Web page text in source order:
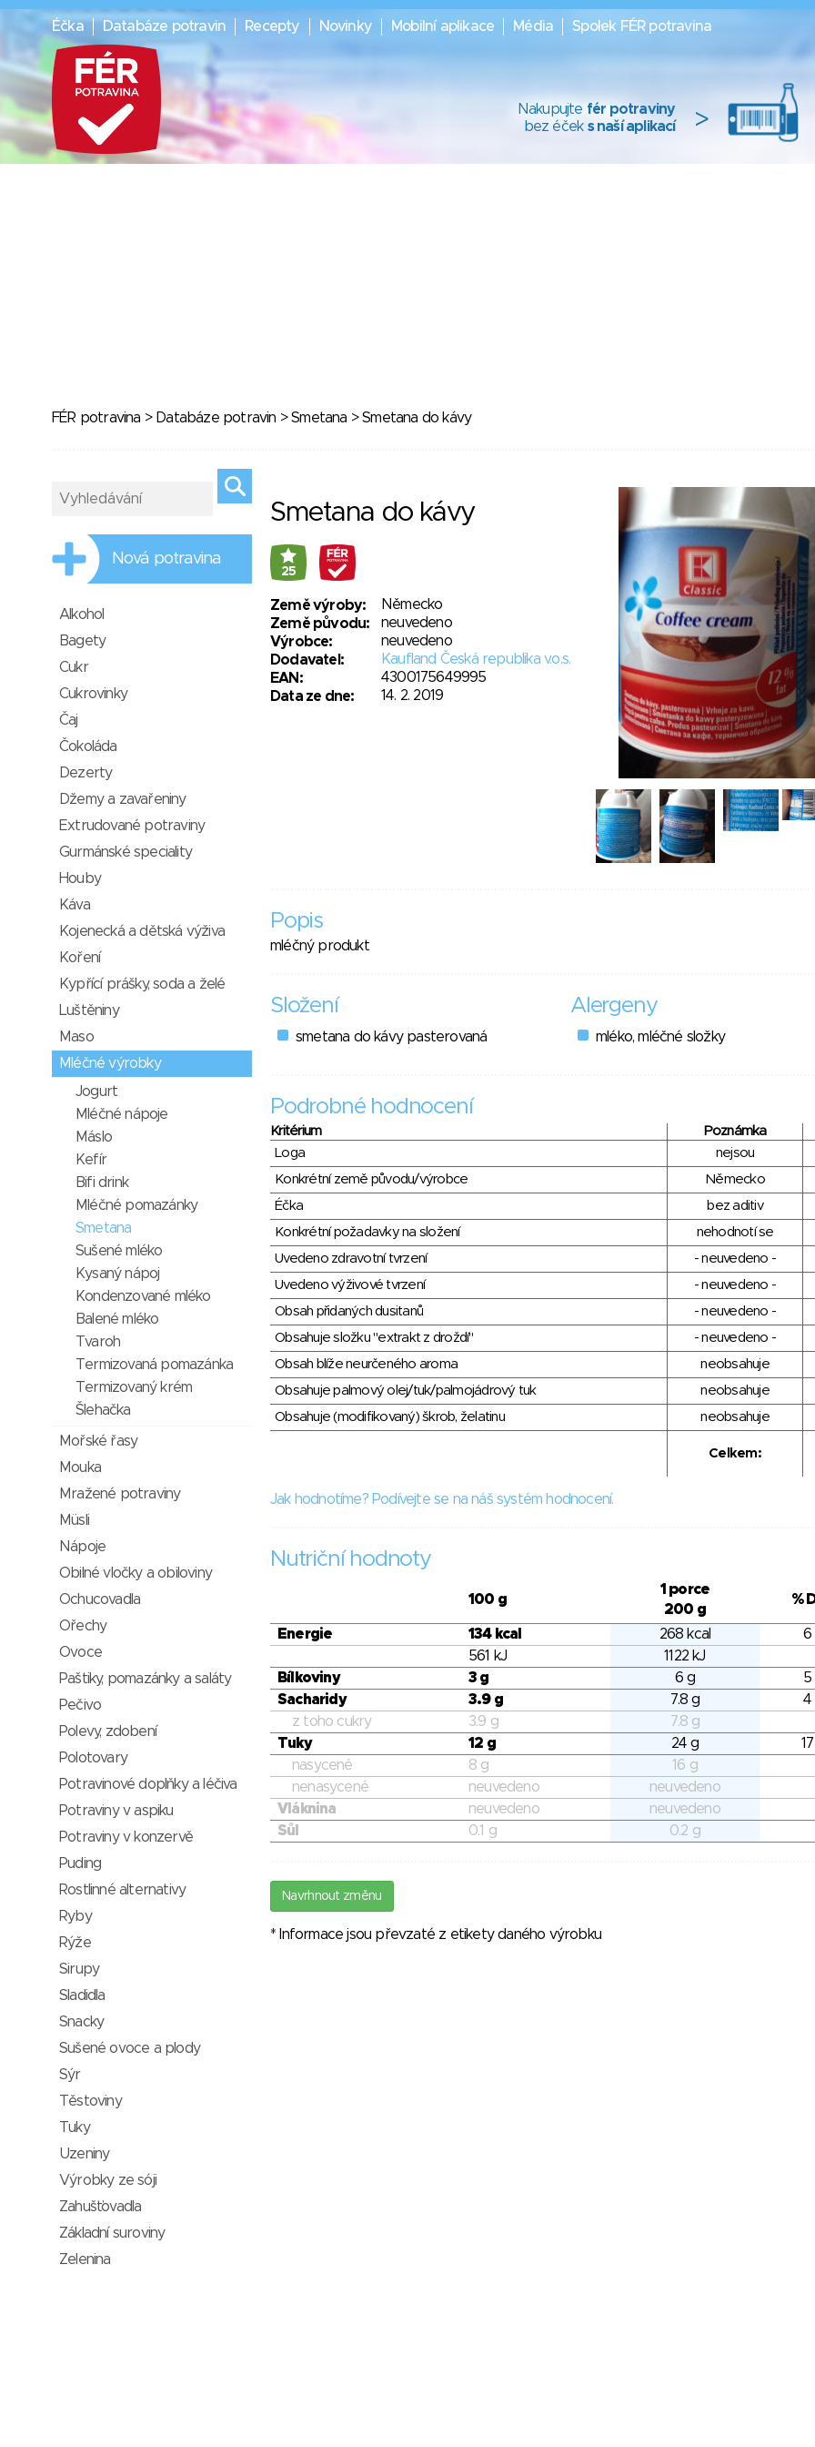
Éčka Databáze potravin Recepty Novinky Mobilní aplikace Média Spolek FÉR potravina
Nakupujte fér potraviny
bez éček s naší aplikací >
FÉR potravina > Databáze potravin >Smetana > Smetana do kávy
Smetana do kávy
25
Země výroby:
Německo
Země původu:
neuvedeno
Výrobce:
neuvedeno
Dodavatel:
Kaufland Česká republika v.o.s.
EAN:
4300175649995
Data ze dne:
14. 2. 2019
Popis
mléčný produkt
Složení
smetana do kávy pasterovaná
Alergeny
mléko, mléčné složky
Podrobné hodnocení
Kritérium Poznámka
Loga
nejsou
Konkrétní země původu/výrobce
Německo
Éčka
bez aditiv
Konkrétní požadavky na složení
nehodnotí se
Uvedeno zdravotní tvrzení
- neuvedeno -
Uvedeno výživové tvrzení
- neuvedeno -
Obsah přidaných dusitanů
- neuvedeno -
Obsahuje složku "extrakt z droždí"
- neuvedeno -
Obsah blíže neurčeného aroma
neobsahuje
Obsahuje palmový olej/tuk/palmojádrový tuk
neobsahuje
Obsahuje (modifikovaný) škrob, želatinu
neobsahuje
Celkem:
Jak hodnotíme? Podívejte se na náš systém hodnocení.
Nutriční hodnoty
100 g
1 porce
200 g
%
Energie 134 kcal 268 kcal
6
561 kJ
1122 kJ
Bílkoviny
3 g 6 g
5
Sacharidy
3.9 g 7.8 g
4
z toho cukry
3.9 g
7.8 g
Tuky
12 g 24 g
nasycené
8 g
16 g
nenasycené
neuvedeno
neuvedeno
Vláknina
neuvedeno
neuvedeno
Sůl
0.1 g 0.2 g
Navrhnout změnu
* Informace jsou převzaté z etikety daného výrobku
Nová potravina
Alkohol
Bagety
Cukr
Cukrovinky
Čaj
Čokoláda
Dezerty
Džemy a zavařeniny
Extrudované potraviny
Gurmánské speciality
Houby
Káva
Kojenecká a dětská výživa
Koření
Kypřící prášky, soda a želé
Luštěniny
Maso
Mléčné výrobky
Jogurt
Mléčné nápoje
Máslo
Kefír
Bifi drink
Mléčné pomazánky
Smetana
Sušené mléko
Kysaný nápoj
Kondenzované mléko
Balené mléko
Tvaroh
Termizovaná pomazánka
Termizovaný krém
Šlehačka
Mořské řasy
Mouka
Mražené potraviny
Müsli
Nápoje
Obilné vločky a obiloviny
Ochucovadla
Ořechy
Ovoce
Paštiky, pomazánky a saláty
Pečivo
Polevy, zdobení
Polotovary
Potravinové doplňky a léčiva
Potraviny v aspiku
Potraviny v konzervě
Puding
Rostlinné alternativy
Ryby
Rýže
Sirupy
Sladidla
Snacky
Sušené ovoce a plody
Sýr
Těstoviny
Tuky
Uzeniny
Výrobky ze sóji
Zahušťovadla
Základní suroviny
Zelenina